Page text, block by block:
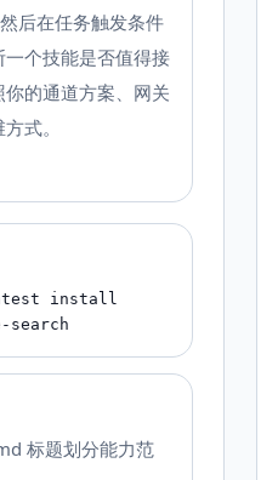
后在任务触发条件
个技能是否值得接
的通道方案、网关
式。
install
search
标题划分能力范